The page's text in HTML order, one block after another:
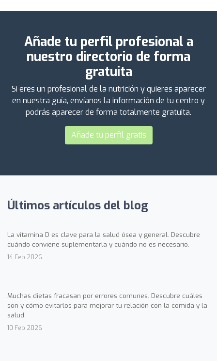
Añade tu perfil profesional a
nuestro directorio de forma
gratuita
Si eres un profesional de la nutrición y quieres aparecer
en nuestra guía, envíanos la información de tu centro y
podrás aparecer de forma totalmente gratuita.
Añade tu perfil gratis
Últimos artículos del blog
La vitamina D es clave para la salud ósea y general. Descubre
cuándo conviene suplementarla y cuándo no es necesario.
14 Feb 2026
Muchas dietas fracasan por errores comunes. Descubre cuáles
son y cómo evitarlos para mejorar tu relación con la comida y la
salud.
10 Feb 2026